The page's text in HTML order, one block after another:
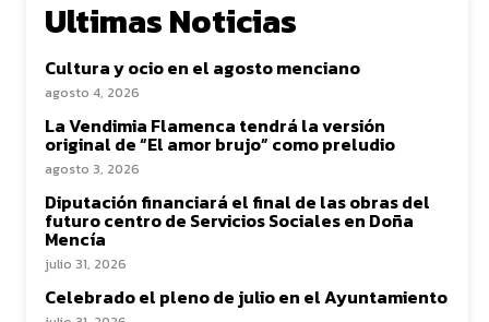
Ultimas Noticias
Cultura y ocio en el agosto menciano
agosto 4, 2026
La Vendimia Flamenca tendrá la versión
original de “El amor brujo” como preludio
agosto 3, 2026
Diputación financiará el final de las obras del
futuro centro de Servicios Sociales en Doña
Mencía
julio 31, 2026
Celebrado el pleno de julio en el Ayuntamiento